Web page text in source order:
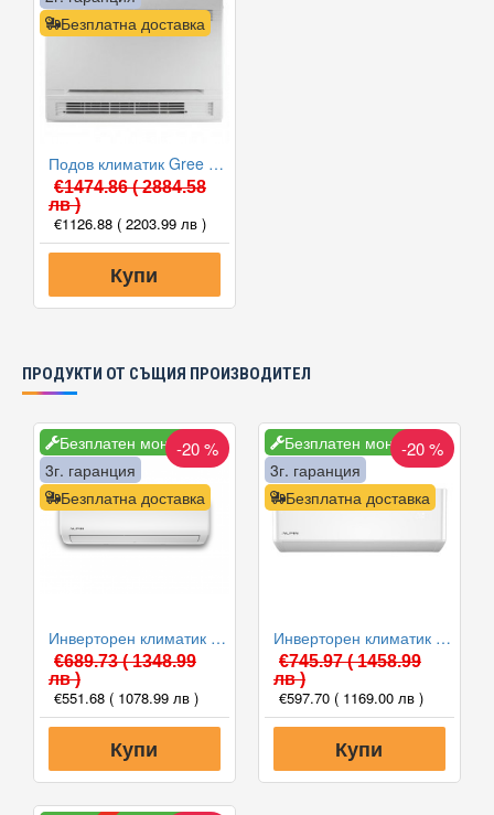
Безплатна доставка
Подов климатик Gree GEH12AA-K6DNA1A-I/GEH12AA-K6DNA1A-O WiFi R32, 12000 BTU, Клас A++
€1474.86( 2884.58
лв )
€1126.88 ( 2203.99 лв )
Купи
ПРОДУКТИ ОТ СЪЩИЯ ПРОИЗВОДИТЕЛ
Безплатен монтаж
Безплатна доставка
3г. гаранция
-20 %
Инверторен климатик Alpin ASW-35ETE, Elite, WIFI, 12000 BTU, Клас А++
€689.73( 1348.99
лв )
€551.68 ( 1078.99 лв )
Купи
Безплатен монтаж
Безплатна доставка
3г. гаранция
-20 %
Инверторен климатик Alpin ASW-35PTT Pro, WIFI, 12000 BTU, Клас А++
€745.97( 1458.99
лв )
€597.70 ( 1169.00 лв )
Купи